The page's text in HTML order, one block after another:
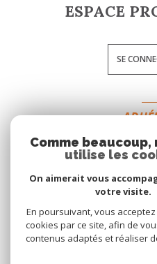
ESPACE
SE
NOUS
Comme beaucoup,
utilise les
On aimerait vous
votre visite.
En poursuivant, vous
cookies par ce site, afin de
contenus adaptés et réaliser